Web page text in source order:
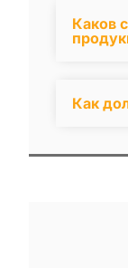
Каков
Как